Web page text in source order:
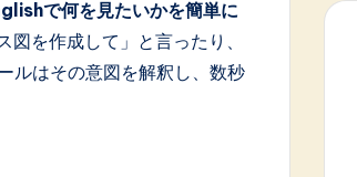
で何を見たいかを簡単に
を作成して」と言ったり、
ルはその意図を解釈し、数秒